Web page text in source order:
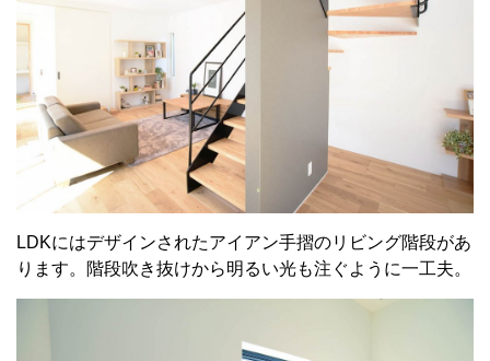
LDKにはデザインされたアイアン手摺のリビング階段があ
ります。階段吹き抜けから明るい光も注ぐように一工夫。